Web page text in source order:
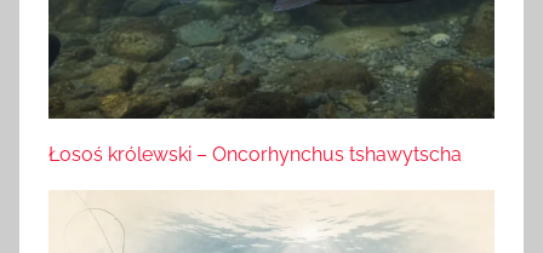
Łosoś królewski – Oncorhynchus tshawytscha